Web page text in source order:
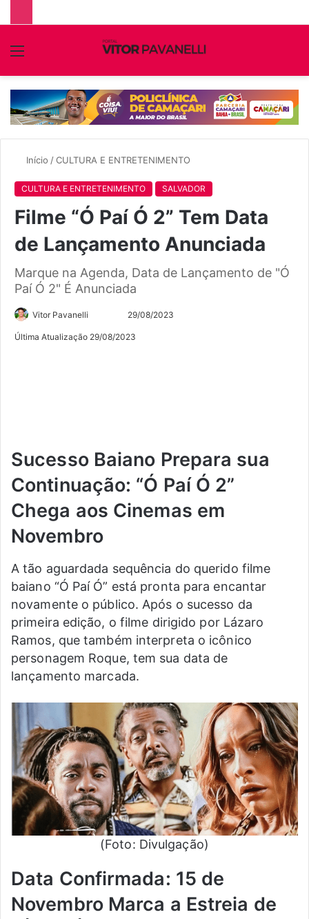
Menu
Início /CULTURA E ENTRETENIMENTO
CULTURA E ENTRETENIMENTO SALVADOR
Filme “Ó Paí Ó 2” Tem Data
de Lançamento Anunciada
Marque na Agenda, Data de Lançamento de "Ó
Paí Ó 2" É Anunciada
Vitor Pavanelli
no
Mande
um
29/08/2023
Última Atualização 29/08/2023
Sucesso Baiano Prepara sua
Continuação: “Ó Paí Ó 2”
Chega aos Cinemas em
Novembro
A tão aguardada sequência do querido filme
baiano “Ó Paí Ó” está pronta para encantar
novamente o público. Após o sucesso da
primeira edição, o filme dirigido por Lázaro
Ramos, que também interpreta o icônico
personagem Roque, tem sua data de
lançamento marcada.
(Foto: Divulgação)
Data Confirmada: 15 de
Novembro Marca a Estreia de